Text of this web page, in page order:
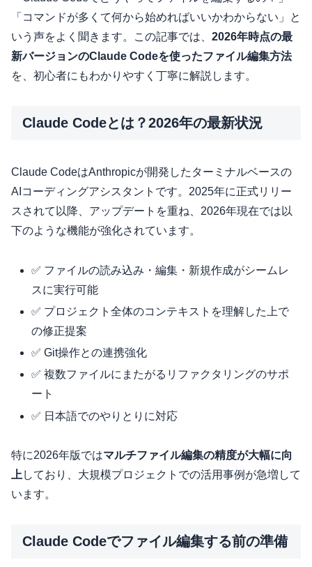
「コマンドが多くて何から始めればいいかわからない」と
いう声をよく聞きます。この記事では、 2026年時点の最
新バージョンのClaude Codeを使ったファイル編集方法
を、初心者にもわかりやすく丁寧に解説します。
Claude Codeとは？2026年の最新状況
Claude CodeはAnthropicが開発したターミナルベースの
AIコーディングアシスタントです。2025年に正式リリー
スされて以降、アップデートを重ね、2026年現在では以
下のような機能が強化されています。
✅ ファイルの読み込み・編集・新規作成がシームレ
スに実行可能
✅ プロジェクト全体のコンテキストを理解した上で
の修正提案
✅ Git操作との連携強化
✅ 複数ファイルにまたがるリファクタリングのサポ
ート
✅ 日本語でのやりとりに対応
特に2026年版ではマルチファイル編集の精度が大幅に向
上 しており、大規模プロジェクトでの活用事例が急増して
います。
Claude Codeでファイル編集する前の準備